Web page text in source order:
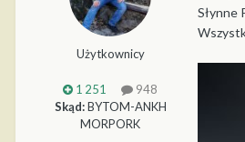
Użytkownicy
1 251
948
Skąd:BYTOM-ANKH
MORPORK
Słynne